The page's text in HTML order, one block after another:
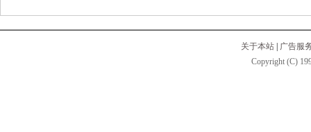
关于本站
广告服
Copyright (C)